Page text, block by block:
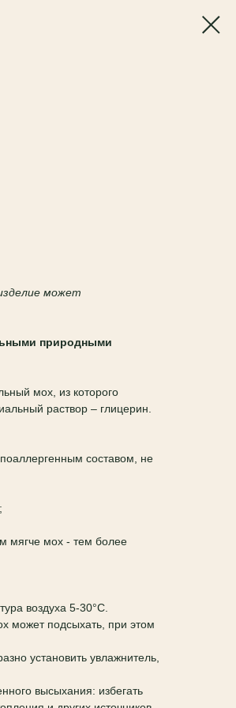
может
природными
мох, из которого
раствор – глицерин.
составом, не
мягче мох - тем более
воздуха 5-30°C.
может подсыхать, при этом
установить увлажнитель,
высыхания: избегать